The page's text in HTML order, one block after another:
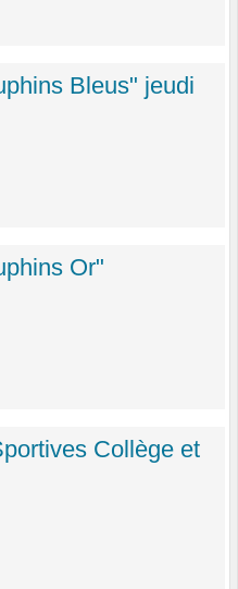
Bleus" jeudi
Or"
Collège et